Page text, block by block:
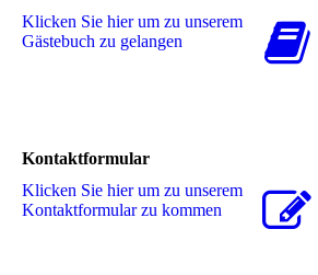
Klicken Sie hier um zu unserem
Gästebuch zu gelangen
Kontaktformular
Klicken Sie hier um zu unserem
Kon­takt­for­mu­lar zu kommen